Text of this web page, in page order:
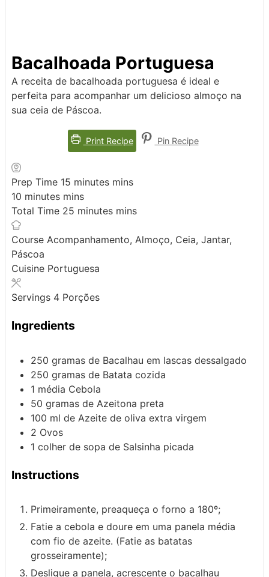
Bacalhoada Portuguesa
A receita de bacalhoada portuguesa é ideal e
perfeita para acompanhar um delicioso almoço na
sua ceia de Páscoa.
Print Recipe Pin Recipe
Prep Time 15 minutes mins
10 minutes mins
Total Time 25 minutes mins
Course Acompanhamento, Almoço, Ceia, Jantar,
Páscoa
Cuisine Portuguesa
Servings 4 Porções
Ingredients
250 gramas de Bacalhau em lascas dessalgado
250 gramas de Batata cozida
1 média Cebola
50 gramas de Azeitona preta
100 ml de Azeite de oliva extra virgem
2 Ovos
1 colher de sopa de Salsinha picada
Instructions
Primeiramente, preaqueça o forno a 180º;
Fatie a cebola e doure em uma panela média
com fio de azeite. (Fatie as batatas
grosseiramente);
Desligue a panela, acrescente o bacalhau